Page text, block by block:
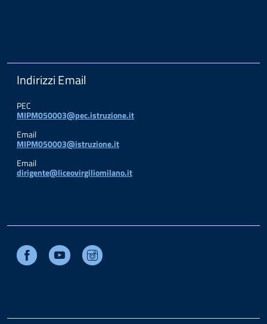
Indirizzi Email
PEC
MIPM050003@pec.istruzione.it
Email
MIPM050003@istruzione.it
Email
dirigente@liceovirgiliomilano.it
Facebook Youtube